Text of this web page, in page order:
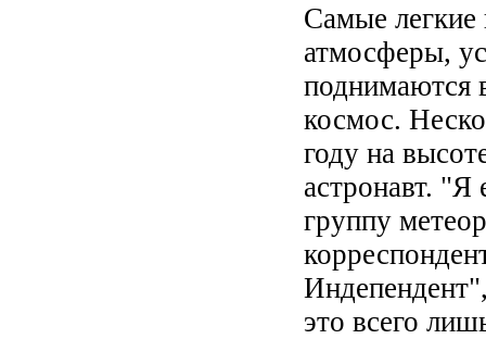
Самые
атмосферы,
поднимаются
космос.
году на
астронавт. "Я
группу
это всего